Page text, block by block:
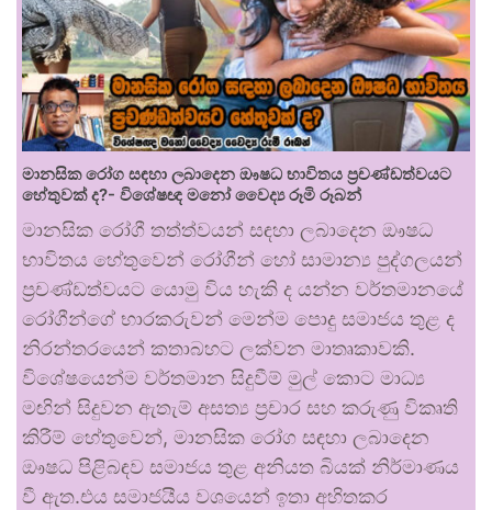
මානසික රෝග සඳහා ලබාදෙන ඖෂධ භාවිතය ප්‍රචණ්ඩත්වයට
හේතුවක් ද?- විශේෂඥ මනෝ වෛද්‍ය රූමි රූබන්
මානසික රෝගී තත්ත්වයන් සඳහා ලබාදෙන ඖෂධ
භාවිතය හේතුවෙන් රෝගීන් හෝ සාමාන්‍ය පුද්ගලයන්
ප්‍රචණ්ඩත්වයට යොමු විය හැකි ද යන්න වර්තමානයේ
රෝගීන්ගේ භාරකරුවන් මෙන්ම පොදු සමාජය තුළ ද
නිරන්තරයෙන් කතාබහට ලක්වන මාතෘකාවකි.
විශේෂයෙන්ම වර්තමාන සිදුවීම් මුල් කොට මාධ්‍ය
මඟින් සිදුවන ඇතැම් අසත්‍ය ප්‍රචාර සහ කරුණු විකෘති
කිරීම් හේතුවෙන්, මානසික රෝග සඳහා ලබාදෙන
ඖෂධ පිළිබඳව සමාජය තුළ අනියත බියක් නිර්මාණය
වී ඇත.එය සමාජයීය වශයෙන් ඉතා අහිතකර